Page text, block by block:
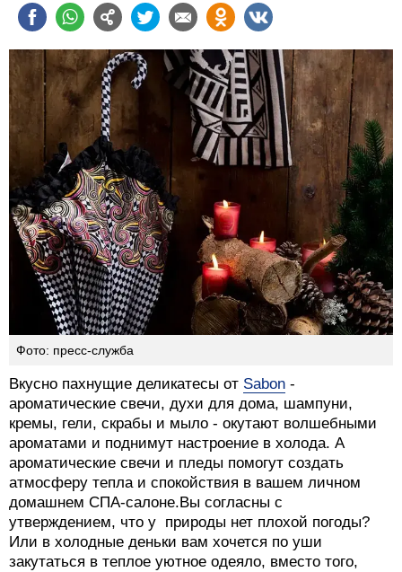
Фото: пресс-служба
Вкусно пахнущие деликатесы от Sabon -
ароматические свечи, духи для дома, шампуни,
кремы, гели, скрабы и мыло - окутают волшебными
ароматами и поднимут настроение в холода. А
ароматические свечи и пледы помогут создать
атмосферу тепла и спокойствия в вашем личном
домашнем СПА-салоне.Вы согласны с
утверждением, что у природы нет плохой погоды?
Или в холодные деньки вам хочется по уши
закутаться в теплое уютное одеяло, вместо того,